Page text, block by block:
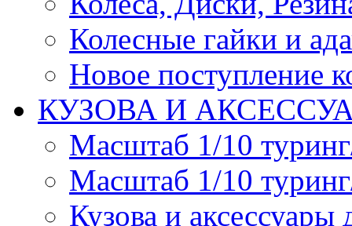
Колесные гайки и
Новое поступление
КУЗОВА И
Масштаб 1/10
Масштаб 1/10
Кузова и